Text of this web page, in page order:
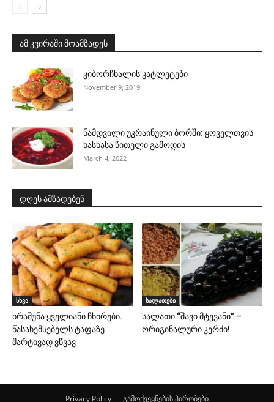
ამ კვირაში მოამზადეს
კიბორჩხალის კატლეტები
November 9, 2019
ნამდვილი უკრაინული ბორში: ყოველთვის
ხასხასა წითელი გამოდის
March 4, 2022
დღეს ამზადებენ
სხვა
ხრაშუნა ყველიანი ჩხირები.
წასახემსებელს ტაფაზე
მარტივად ვწვავ
სალათები
სალათი “შავი მტევანი” –
ორიგინალური კერძი!
Privacy Policy გამოქვეყნების პირობები